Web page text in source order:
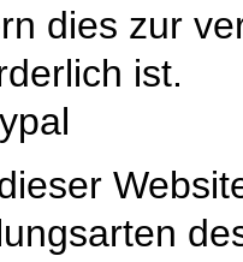
dies zur
ist.